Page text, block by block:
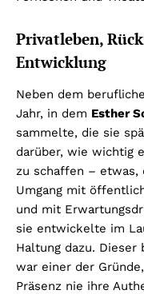
Privatleben,
Entwicklung
Neben dem
Jahr, in dem Esther
sammelte, die sie
darüber, wie wichtig
zu schaffen – etwas,
Umgang mit
und mit
sie entwickelte im
Haltung dazu.
war einer der
Präsenz nie ihre